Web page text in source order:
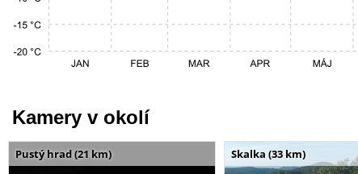
Kamery v okolí
Pustý hrad (21 km) Skalka (33 km)